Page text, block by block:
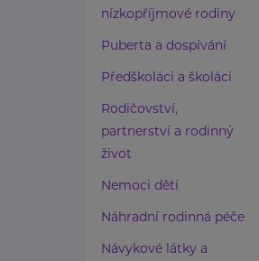
nízkopříjmové rodiny
Puberta a dospívání
Předškoláci a školáci
Rodičovství,
partnerství a rodinný
život
Nemoci dětí
Náhradní rodinná péče
Návykové látky a